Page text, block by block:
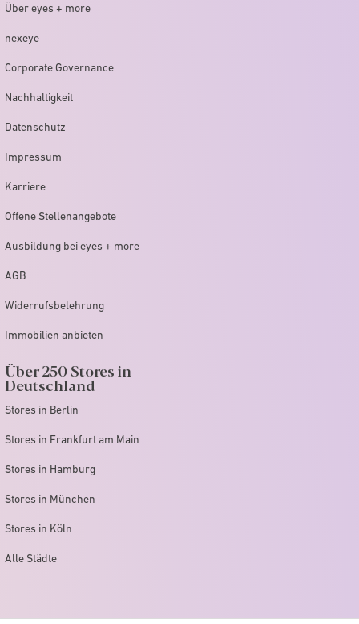
Über eyes + more
nexeye
Corporate Governance
Nachhaltigkeit
Datenschutz
Impressum
Karriere
Offene Stellenangebote
Ausbildung bei eyes + more
AGB
Widerrufsbelehrung
Immobilien anbieten
Über 250 Stores in
Deutschland
Stores in Berlin
Stores in Frankfurt am Main
Stores in Hamburg
Stores in München
Stores in Köln
Alle Städte